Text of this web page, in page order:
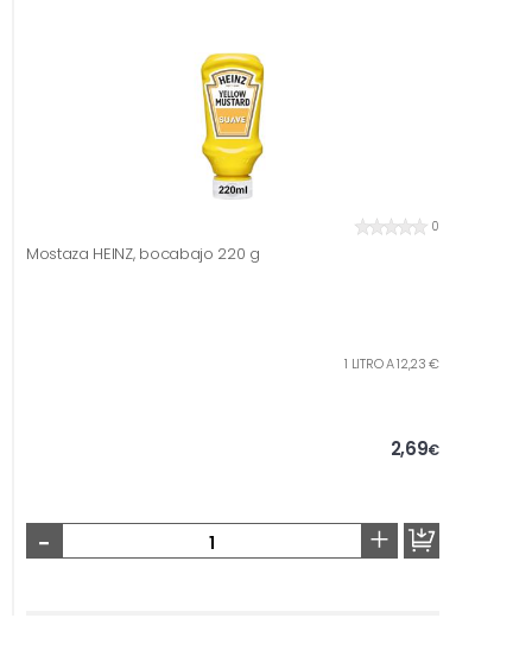
0
Mostaza HEINZ, bocabajo 220 g
1 LITRO A 12,23 €
2,69€
- +